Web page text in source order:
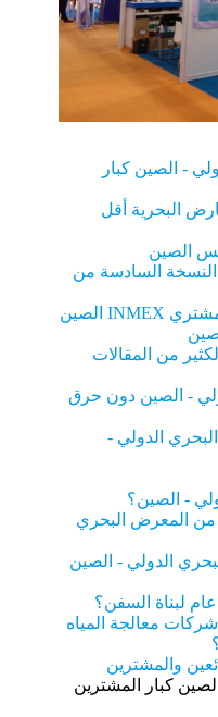
- الصين كبار
البحرية أقل
الصين
النسخة السادسة من
جدول المعلومات: ما يجب على مشتري INMEX الصين
من المقالات
- الصين دون حرق
الدولي -
- الصين؟
من المعرض البحري
الدولي - الصين
معالجة المياه
والمشترين
كبار المشترين